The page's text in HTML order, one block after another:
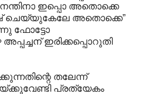
ഇപ്പൊ അതൊക്കെ
അതൊക്കെ”
ഫോട്ടോ
അപ്പച്ചന് ഇരിക്കപ്പൊറുതി
തലേന്ന്
പ്രത്യേകം